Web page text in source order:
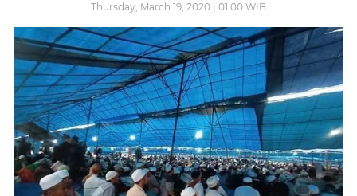
Thursday, March 19, 2020 | 01:00 WIB